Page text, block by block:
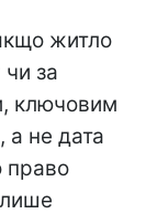
житло
за
ключовим
а не дата
право